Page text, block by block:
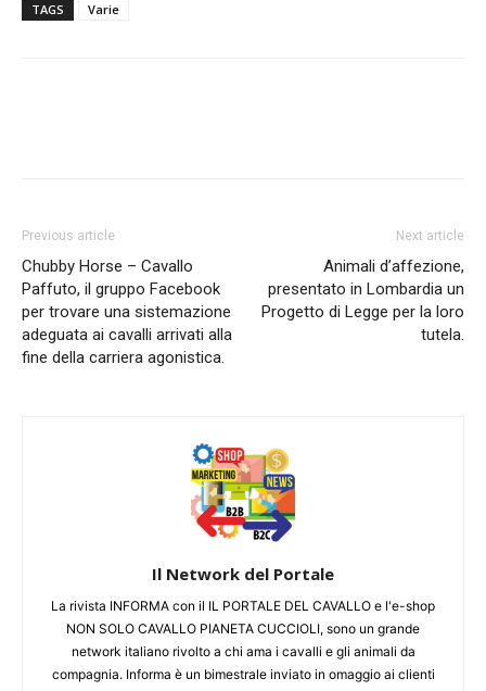
TAGS Varie
Previous article
Chubby Horse – Cavallo
Paffuto, il gruppo Facebook
per trovare una sistemazione
adeguata ai cavalli arrivati alla
fine della carriera agonistica.
Next article
Animali d’affezione,
presentato in Lombardia un
Progetto di Legge per la loro
tutela.
Il Network del Portale
La rivista INFORMA con il IL PORTALE DEL CAVALLO e l'e-shop
NON SOLO CAVALLO PIANETA CUCCIOLI, sono un grande
network italiano rivolto a chi ama i cavalli e gli animali da
compagnia. Informa è un bimestrale inviato in omaggio ai clienti